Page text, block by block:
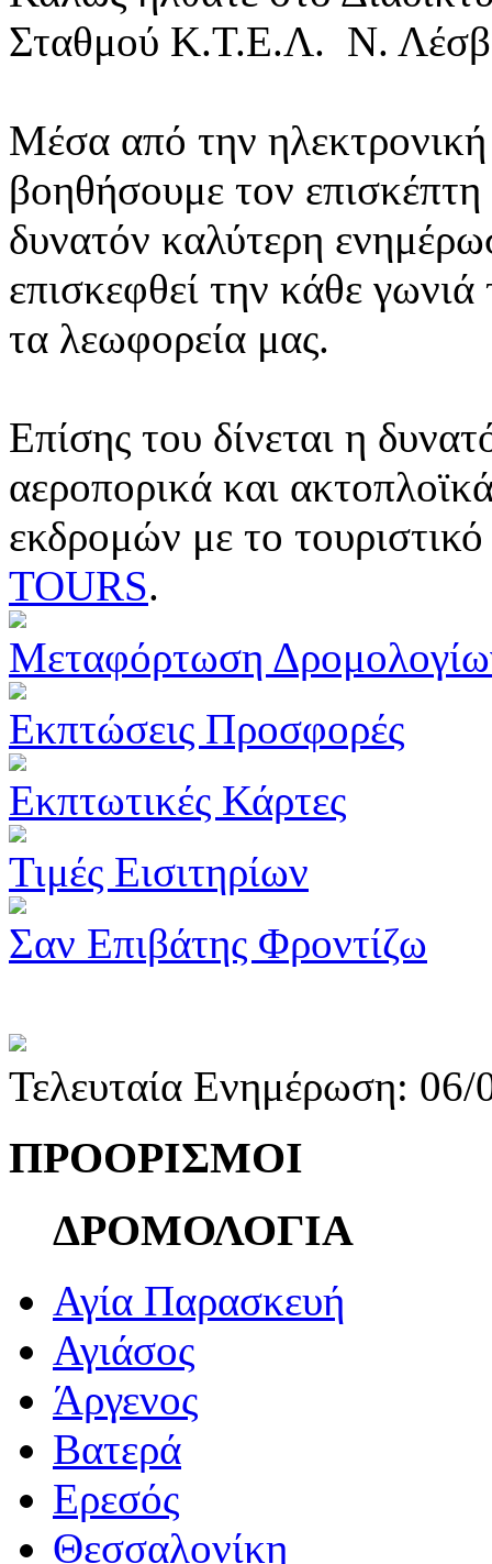
Σταθμού Κ.Τ.Ε.Λ. Ν.
Μέσα από την ηλεκτρονική
βοηθήσουμε τον
δυνατόν καλύτερη
επισκεφθεί την κάθε
τα λεωφορεία μας.
Επίσης του δίνεται η
αεροπορικά και
εκδρομών με το
TOURS.
Μεταφόρτωση
Εκπτώσεις Προσφορές
Εκπτωτικές Κάρτες
Τιμές Εισιτηρίων
Σαν Επιβάτης Φροντίζω
Τελευταία Ενημέρωση:
ΠΡΟΟΡΙΣΜΟΙ
ΔΡΟΜΟΛΟΓΙΑ
Αγία Παρασκευή
Αγιάσος
Άργενος
Βατερά
Ερεσός
Θεσσαλονίκη